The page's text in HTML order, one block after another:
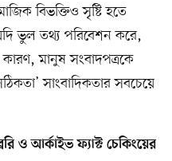
বিভক্তিও সৃষ্টি হতে
ভুল তথ্য পরিবেশন করে,
কারণ, মানুষ সংবাদপত্রকে
সাংবাদিকতার সবচেয়ে
ও আর্কাইভ ফ্যাক্ট চেকিংয়ের